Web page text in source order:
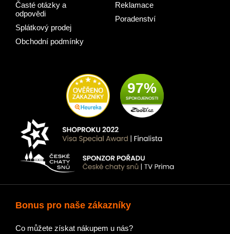
Časté otázky a
odpovědi
Splátkový prodej
Obchodní podmínky
Reklamace
Poradenství
97%
Bonus pro naše zákazníky
Co můžete získat nákupem u nás?